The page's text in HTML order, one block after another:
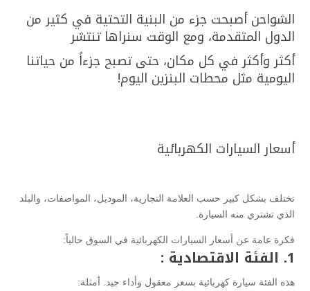
الشواحن أصبحت جزء من البنية التحتية في كثير من
الدول المتقدمة، ومع الوقت سنراها تنتشر
أكثر وأكثر في كل مكان، حتى تصبح جزءاً من حياتنا
اليومية مثل محطات البنزين اليوم!
أسعار السيارات الكهربائية
تختلف بشكل كبير حسب العلامة التجارية، الموديل، المواصفات، والبلد
الذي تشتري منه السيارة.
فكرة عامة عن أسعار السيارات الكهربائية في السوق حالياً:
1. الفئة الاقتصادية :
هذه الفئة سيارة كهربائية بسعر معقول وأداء جيد. أمثلة: